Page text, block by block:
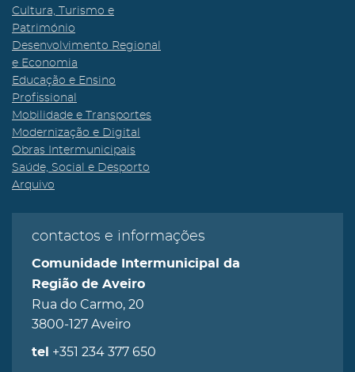
Cultura, Turismo e
Património
Desenvolvimento Regional
e Economia
Educação e Ensino
Profissional
Mobilidade e Transportes
Modernização e Digital
Obras Intermunicipais
Saúde, Social e Desporto
Arquivo
contactos e informações
Comunidade Intermunicipal da
Região de Aveiro
Rua do Carmo, 20
3800-127 Aveiro
tel +351 234 377 650